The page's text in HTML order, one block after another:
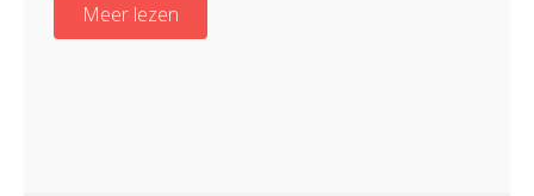
Meer lezen